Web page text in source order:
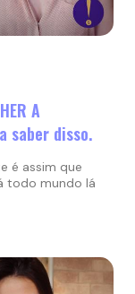
A
saber disso.
é assim que
todo mundo lá